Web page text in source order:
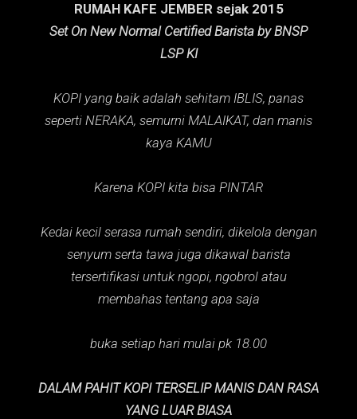
RUMAH KAFE JEMBER sejak 2015
Set On New Normal Certified Barista by BNSP
LSP KI
KOPI yang baik adalah sehitam IBLIS, panas
seperti NERAKA, semurni MALAIKAT, dan manis
kaya KAMU
Karena KOPI kita bisa PINTAR
Kedai kecil serasa rumah sendiri, dikelola dengan
senyum serta tawa juga dikawal barista
tersertifikasi untuk ngopi, ngobrol atau
membahas tentang apa saja
buka setiap hari mulai pk 18.00
DALAM PAHIT KOPI TERSELIP MANIS DAN RASA
YANG LUAR BIASA